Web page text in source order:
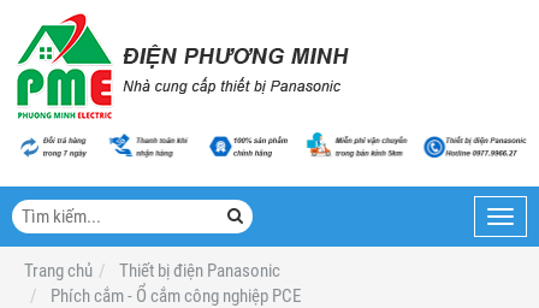
Trang chủ
Thiết bị điện Panasonic
Phích cắm - Ổ cắm công nghiệp PCE